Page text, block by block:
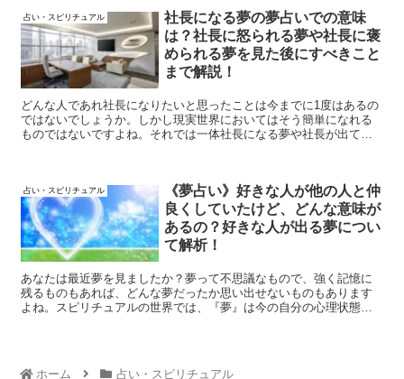
占い・スピリチュアル
社長になる夢の夢占いでの意味
は？社長に怒られる夢や社長に褒
められる夢を見た後にすべきこと
まで解説！
どんな人であれ社長になりたいと思ったことは今までに1度はあるの
ではないでしょうか。しかし現実世界においてはそう簡単になれる
ものではないですよね。それでは一体社長になる夢や社長が出てく
占い・スピリチュアル
《夢占い》好きな人が他の人と仲
良くしていたけど、どんな意味が
あるの？好きな人が出る夢につい
て解析！
あなたは最近夢を見ましたか？夢って不思議なもので、強く記憶に
残るものもあれば、どんな夢だったか思い出せないものもあります
よね。スピリチュアルの世界では、『夢』は今の自分の心理状態を
ホーム 占い・スピリチュアル